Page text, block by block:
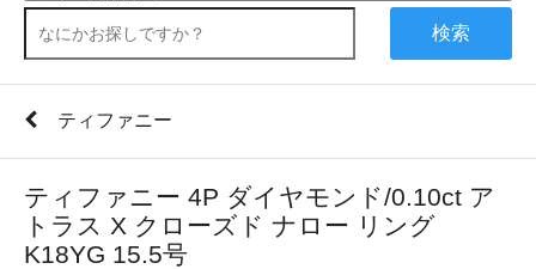
検索
ティファニー
ティファニー 4P ダイヤモンド/0.10ct ア
トラス X クローズド ナロー リング
K18YG 15.5号